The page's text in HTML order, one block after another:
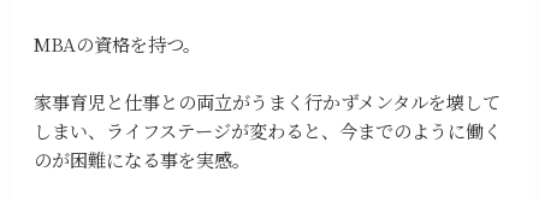
MBAの資格を持つ。
家事育児と仕事との両立がうまく行かずメンタルを壊して
しまい、ライフステージが変わると、今までのように働く
のが困難になる事を実感。